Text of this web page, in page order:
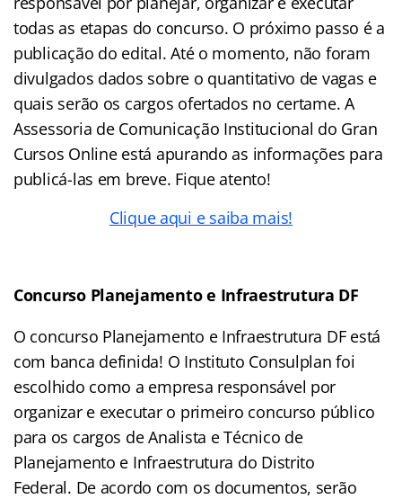
todas as etapas do concurso. O próximo passo é a
publicação do edital. Até o momento, não foram
divulgados dados sobre o quantitativo de vagas e
quais serão os cargos ofertados no certame. A
Assessoria de Comunicação Institucional do Gran
Cursos Online está apurando as informações para
publicá-las em breve. Fique atento!
Clique aqui e saiba mais!
Concurso Planejamento e Infraestrutura DF
O concurso Planejamento e Infraestrutura DF está
com banca definida! O Instituto Consulplan foi
escolhido como a empresa responsável por
organizar e executar o primeiro concurso público
para os cargos de Analista e Técnico de
Planejamento e Infraestrutura do Distrito
Federal. De acordo com os documentos, serão